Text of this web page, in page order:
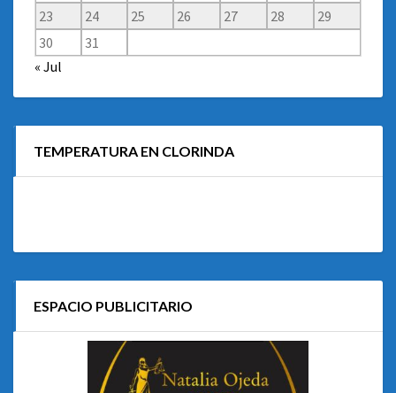
23
24 25 26 27 28
29
30
31
« Jul
TEMPERATURA EN CLORINDA
ESPACIO PUBLICITARIO